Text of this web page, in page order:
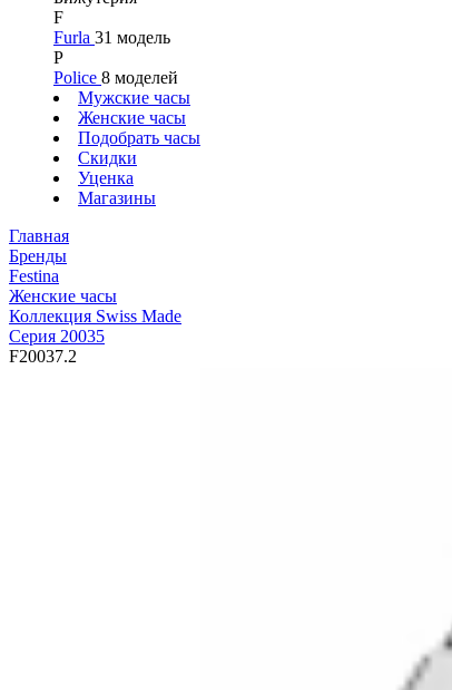
F
Furla 31 модель
P
Police 8 моделей
Мужские часы
Женские часы
Подобрать часы
Скидки
Уценка
Магазины
Главная
Бренды
Festina
Женские часы
Коллекция Swiss Made
Серия 20035
F20037.2